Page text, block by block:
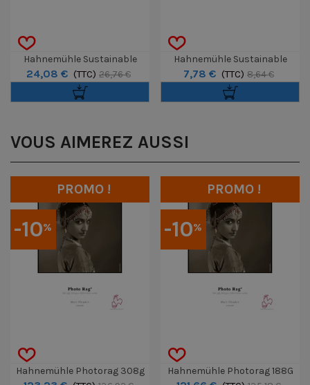
Hahnemühle Sustainable
Photo Satin 220g A4 25f
24,08 € (TTC) 26,76 €
Hahnemühle Sustainable
Photo Satin 220g A4 Pochette
Test 3f
7,78 € (TTC) 8,64 €
VOUS AIMEREZ AUSSI
-10%
PROMO !
Hahnemühle Photorag 308g
-10%
PROMO !
Hahnemühle Photorag 188G